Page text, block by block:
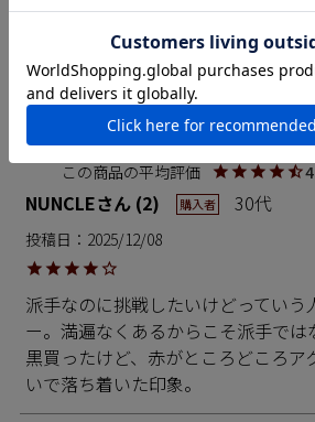
それがMADE IN OKINAWAの「かり
REVIEW
レビュー
NUNCLE 2 購入者 30代
投稿日 2025/12/08
派手なのに挑戦したいけどっていう
ー。満遍なくあるからこそ派手で
黒買ったけど、赤がところどころア
いで落ち着いた印象。